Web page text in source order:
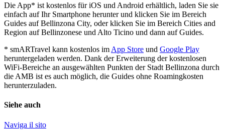
Die App* ist kostenlos für iOS und Android erhältlich, laden Sie sie
einfach auf Ihr Smartphone herunter und klicken Sie im Bereich
Guides auf Bellinzona City, oder klicken Sie im Bereich Cities and
Region auf Bellinzonese und Alto Ticino und dann auf Guides.
* smARTravel kann kostenlos im App Store und Google Play
heruntergeladen werden. Dank der Erweiterung der kostenlosen
WiFi-Bereiche an ausgewählten Punkten der Stadt Bellinzona durch
die AMB ist es auch möglich, die Guides ohne Roamingkosten
herunterzuladen.
Siehe auch
Naviga il sito